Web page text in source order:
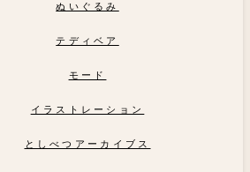
ぬいぐるみ
テディベア
モード
イラストレーション
としべつアーカイブス